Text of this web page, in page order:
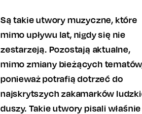
Są takie utwory muzyczne, które
mimo upływu lat, nigdy się nie
zestarzeją. Pozostają aktualne,
mimo zmiany bieżących
ponieważ potrafią dotrzeć do
najskrytszych zakamarków
duszy. Takie utwory pisali właśnie